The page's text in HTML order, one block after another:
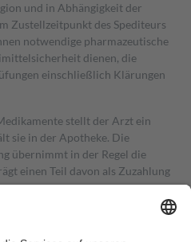
und in Abhängigkeit der
Zustellzeitpunkt des Spediteurs
notwendige pharmazeutische
dienen, die
einschließlich Klärungen
stellt der Arzt ein
sie in der Apotheke. Die
übernimmt in der Regel die
einen Teil davon als Zuzahlung
in Höhe von zehn
nie mehr als die tatsächlichen